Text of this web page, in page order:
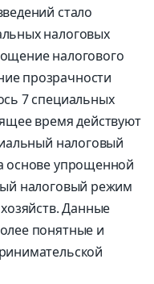
стало
налоговых
налогового
прозрачности
7 специальных
время действуют
налоговый
основе упрощенной
налоговый режим
Данные
понятные и